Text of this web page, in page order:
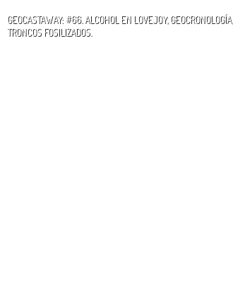
GEOCASTAWAY: #66. ALCOHOL EN LOVEJOY, GEOCRONOLOGÍA,
TRONCOS FOSILIZADOS.